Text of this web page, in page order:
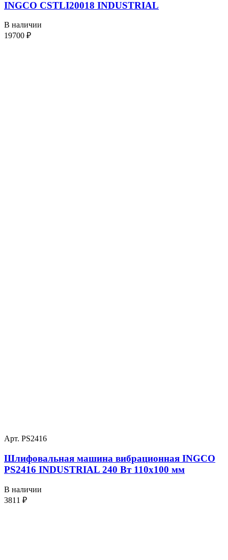
INGCO CSTLI20018 INDUSTRIAL
В наличии
19700 ₽
Арт. PS2416
Шлифовальная машина вибрационная INGCO
PS2416 INDUSTRIAL 240 Вт 110х100 мм
В наличии
3811 ₽